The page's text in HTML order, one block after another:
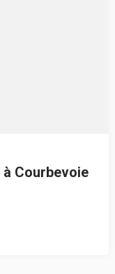
Courbevoie